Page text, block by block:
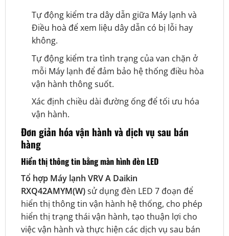
Tự động kiểm tra dây dẫn giữa Máy lạnh và
Điều hoà để xem liệu dây dẫn có bị lỗi hay
không.
Tự động kiểm tra tình trạng của van chặn ở
mỗi Máy lạnh để đảm bảo hệ thống điều hòa
vận hành thông suốt.
Xác định chiều dài đường ống để tối ưu hóa
vận hành.
Đơn giản hóa vận hành và dịch vụ sau bán
hàng
Hiển thị thông tin bằng màn hình đèn LED
Tổ hợp Máy lạnh VRV A Daikin
RXQ42AMYM(W)sử dụng đèn LED 7 đoạn để
hiển thị thông tin vận hành hệ thống, cho phép
hiển thị trạng thái vận hành, tạo thuận lợi cho
việc vận hành và thực hiện các dịch vụ sau bán